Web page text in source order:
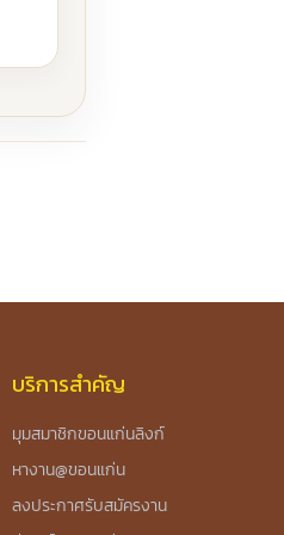
บริการสำคัญ
มุมสมาชิกขอนแก่นลิงก์
หางาน@ขอนแก่น
ลงประกาศรับสมัครงาน